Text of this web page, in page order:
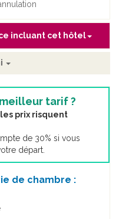
incluant cet hôtel
tarif ?
prix risquent
de 30% si vous
départ.
de chambre :